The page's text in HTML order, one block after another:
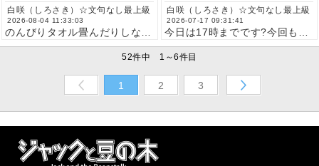
白咲（しろさき）☆文句なし最上級
2026-08-04 11:33:03
白咲（しろさき）☆文句なし最上級
2026-07-17 09:31:41
52件中 1～6件目
1 2
3